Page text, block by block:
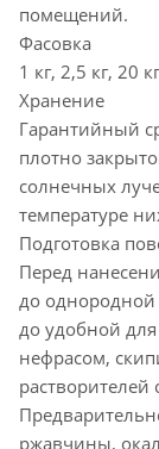
помещений.
Фасовка
1 кг, 2,5 кг, 20 кг
Хранение
Гарантийный
плотно
солнечных
температуре
Подготовка
Перед
до однородной
до удобной
нефрасом,
ржавчины,